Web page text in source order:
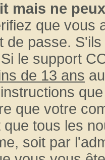
mais ne
que vous
de passe.
le support
de 13 ans
que votre
tous les
soit par